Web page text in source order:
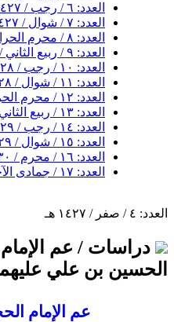
العدد: ٦ / رجب / ١٤٢٧ هـ
العدد: ٧ / شوال / ١٤٢٧ هـ
العدد: ٨ / محرم الحرام / ١٤٢٨ هـ
العدد: ٩ / ربيع الثاني / ١٤٢٨ هـ
العدد: ١٠ / رجب / ١٤٢٨ هـ
العدد: ١١ / شوال / ١٤٢٨ هـ
العدد: ١٢ / محرم الحرام / ١٤٢٩ هـ
العدد: ١٣ / ربيع الثاني / ١٤٢٩ هـ
العدد: ١٤ / رجب / ١٤٢٩ هـ
العدد: ١٥ / شوال / ١٤٢٩ هـ
العدد: ١٦ / محرم / ١٤٣٠ هـ
العدد: ١٧ / جمادى الآخر / ١٤٣٠ هـ
العدد: ٤ / صفر / ١٤٢٧ هـ
دراسات / عم
الحسين بن علي
عم الإمام